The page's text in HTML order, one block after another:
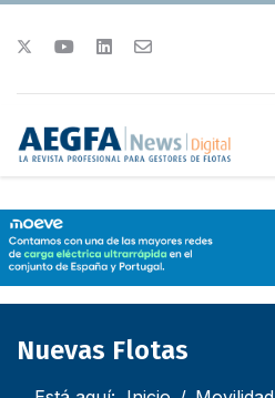
Nuevas Flotas